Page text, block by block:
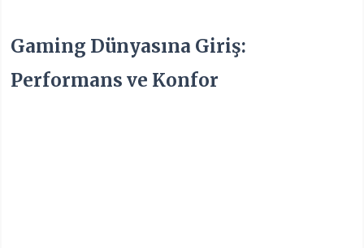
Gaming Dünyasına Giriş:
Performans ve Konfor